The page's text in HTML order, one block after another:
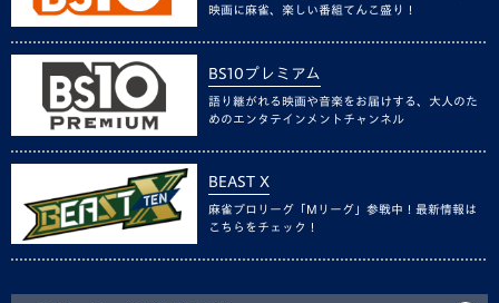
映画に麻雀、楽しい番組てんこ盛り！
BS10プレミアム
語り継がれる映画や音楽をお届けする、大人のた
めのエンタテインメントチャンネル
BEAST X
麻雀プロリーグ「Mリーグ」参戦中！最新情報は
こちらをチェック！